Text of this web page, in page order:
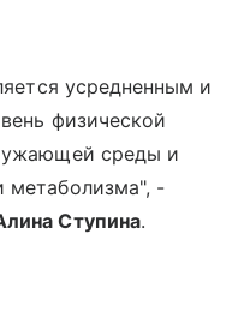
усредненным и
физической
среды и
метаболизма", -
Ступина.